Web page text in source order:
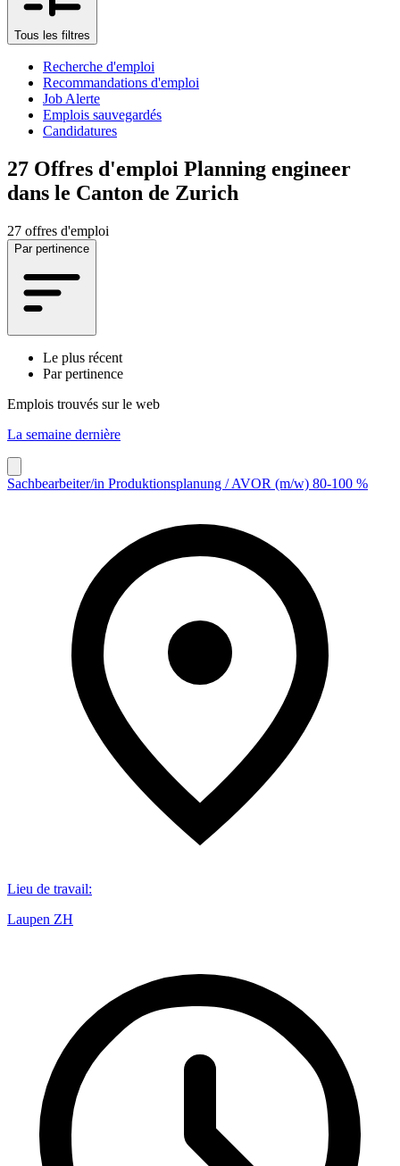
Tous les filtres
Recherche d'emploi
Recommandations d'emploi
Job Alerte
Emplois sauvegardés
Candidatures
27 Offres d'emploi Planning engineer
dans le Canton de Zurich
27 offres d'emploi
Par pertinence
Le plus récent
Par pertinence
Emplois trouvés sur le web
La semaine dernière
Sachbearbeiter/in Produktionsplanung / AVOR (m/w) 80-100 %
Lieu de travail:
Laupen ZH